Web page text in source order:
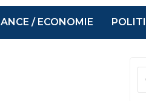
/ ECONOMIE